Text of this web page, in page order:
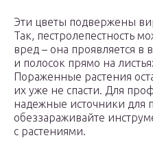
Эти цветы подвержены
Так, пестролепестность
вред – она проявляется
и полосок прямо на
Пораженные растения
их уже не спасти. Для
надежные источники для
обеззараживайте
с растениями.